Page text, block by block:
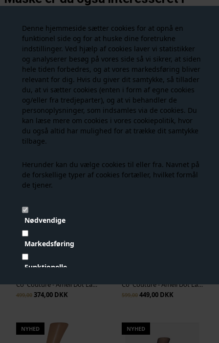
Denne hjemmeside sætter cookies for at opnå en
funktionel side og for at huske dine foretrukne
indstillinger. Ved hjælp af cookies laver vi statistikker
og analyserer besøg på vores side så vi sikrer, at siden
hele tiden forbedres, og at vores markedsføring bliver
relevant for dig. Hvis du giver dit samtykke, så tillader
du, at vi sætter cookies (enten i form af egne cookies
og/eller fra tredjeparter), og at vi behandler de
personoplysninger, som indsamles via de cookies. Du
kan læse mere om cookies i vores cookiepolitik, hvor
du også altid har mulighed for at trække dit samtykke
tilbage.
Herunder kan du vælge cookies til eller fra. Navnet på
de forskellige typer af cookies fortæller, hvilket formål
de tjener.
Nødvendige
Markedsføring
Funktionelle
Statistiske
- 25% - 40%
NYHED - 25%
Co' Couture - Ameli Dot Lace Singlet - Off White
499,00374,00 DKK
Co' Couture - Ameli Dot Lace Skirt - Off White
599,00 449,00 DKK
NYHED NYHED